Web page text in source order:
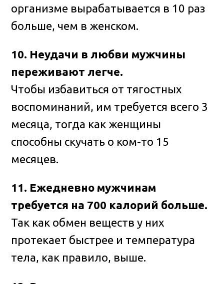
организме вырабатывается в 10 раз
больше, чем в женском.
10. Неудачи в любви мужчины
переживают легче.
Чтобы избавиться от тягостных
воспоминаний, им требуется всего 3
месяца, тогда как женщины
способны скучать о ком-то 15
месяцев.
11. Ежедневно мужчинам
требуется на 700 калорий больше.
Так как обмен веществ у них
протекает быстрее и температура
тела, как правило, выше.